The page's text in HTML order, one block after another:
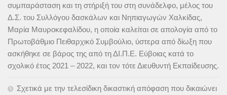
συμπαράσταση και τη στήριξή του στη συνάδελφο, μέλος του
Δ.Σ. του Συλλόγου δασκάλων και Νηπιαγωγών Χαλκίδας,
Μαρία Μαυροκεφαλίδου, η οποία καλείται σε απολογία από το
Πρωτοβάθμιο Πειθαρχικό Συμβούλιο, ύστερα από δίωξη που
ασκήθηκε σε βάρος της από τη ΔΙ.Π.Ε. Εύβοιας κατά το
σχολικό έτος 2021 – 2022, και τον τότε Διευθυντή Εκπαίδευσης.
Σχετικά με την τελεσίδικη δικαστική απόφαση που δικαιώνει